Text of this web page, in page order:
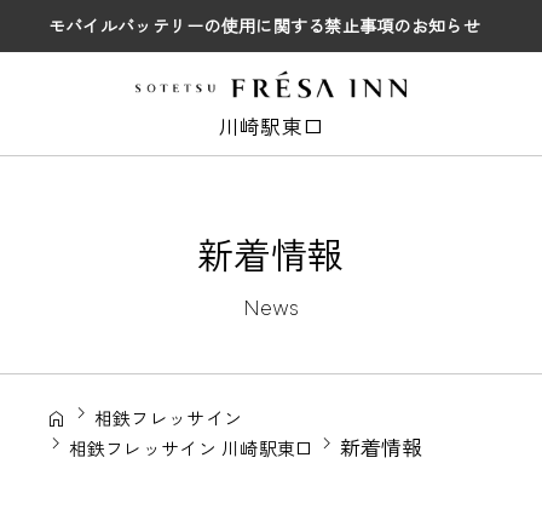
モバイルバッテリーの使用に関する禁止事項のお知らせ
川崎駅東口
新着情報
News
相鉄フレッサイン
相鉄フレッサイン 川崎駅東口
新着情報